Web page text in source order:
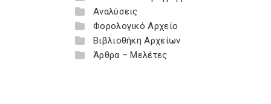
Αναλύσεις
Φορολογικό Αρχείο
Βιβλιοθήκη Αρχείων
Άρθρα – Μελέτες